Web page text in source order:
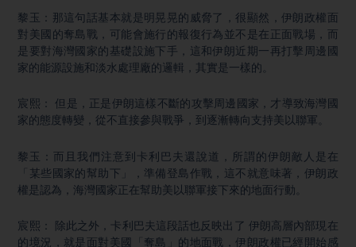
黎玉：那這句話基本就是明晃晃的威脅了，很顯然，伊朗政權面
對美國的奪島戰，可能會施行的報復行為並不是在正面戰場，而
是要對海灣國家的基礎設施下手，這和伊朗近期一再打擊周邊國
家的能源設施和淡水處理廠的邏輯，其實是一樣的。
宸熙： 但是，正是伊朗這樣不斷的攻擊周邊國家，才導致海灣國
家的態度轉變，從不直接參與戰爭，到逐漸轉向支持美以聯軍。
黎玉：而且我們注意到卡利巴夫還說道，所謂的伊朗敵人是在
「某些國家的幫助下」，準備登島作戰，這不就意味著，伊朗政
權是認為，海灣國家正在幫助美以聯軍接下來的地面行動。
宸熙： 除此之外，卡利巴夫這段話也反映出了 伊朗高層內部現在
的境況，就是面對美國「奪島」的地面戰，伊朗政權已經開始感